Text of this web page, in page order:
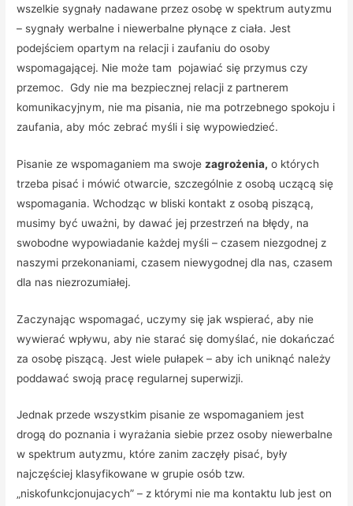
wszelkie sygnały nadawane przez osobę w spektrum autyzmu
– sygnały werbalne i niewerbalne płynące z ciała. Jest
podejściem opartym na relacji i zaufaniu do osoby
wspomagającej. Nie może tam pojawiać się przymus czy
przemoc. Gdy nie ma bezpiecznej relacji z partnerem
komunikacyjnym, nie ma pisania, nie ma potrzebnego spokoju i
zaufania, aby móc zebrać myśli i się wypowiedzieć.
Pisanie ze wspomaganiem ma swoje zagrożenia, o których
trzeba pisać i mówić otwarcie, szczególnie z osobą uczącą się
wspomagania. Wchodząc w bliski kontakt z osobą piszącą,
musimy być uważni, by dawać jej przestrzeń na błędy, na
swobodne wypowiadanie każdej myśli – czasem niezgodnej z
naszymi przekonaniami, czasem niewygodnej dla nas, czasem
dla nas niezrozumiałej.
Zaczynając wspomagać, uczymy się jak wspierać, aby nie
wywierać wpływu, aby nie starać się domyślać, nie dokańczać
za osobę piszącą. Jest wiele pułapek – aby ich uniknąć należy
poddawać swoją pracę regularnej superwizji.
Jednak przede wszystkim pisanie ze wspomaganiem jest
drogą do poznania i wyrażania siebie przez osoby niewerbalne
w spektrum autyzmu, które zanim zaczęły pisać, były
najczęściej klasyfikowane w grupie osób tzw.
„niskofunkcjonujacych” – z którymi nie ma kontaktu lub jest on